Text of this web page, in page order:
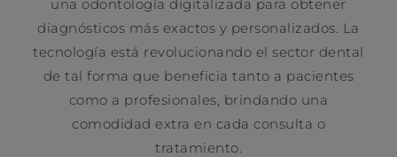
una odontología digitalizada para obtener
diagnósticos más exactos y personalizados. La
tecnología está revolucionando el sector dental
de tal forma que beneficia tanto a pacientes
como a profesionales, brindando una
comodidad extra en cada consulta o
tratamiento.